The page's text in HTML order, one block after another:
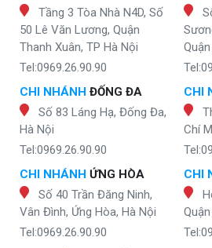
Tầng 3 Tòa Nhà N4D, Số
50 Lê Văn Lương, Quận
Thanh Xuân, TP Hà Nội
Tel:0969.26.90.90
CHI NHÁNH ĐỐNG ĐA
Số 83 Láng Hạ, Đống Đa,
Hà Nội
Tel:0969.26.90.90
CHI NHÁNH ỨNG HÒA
Số 40 Trần Đăng Ninh,
Vân Đình, Ứng Hòa, Hà Nội
Tel:0969.26.90.90
CHI
Chí
CHI